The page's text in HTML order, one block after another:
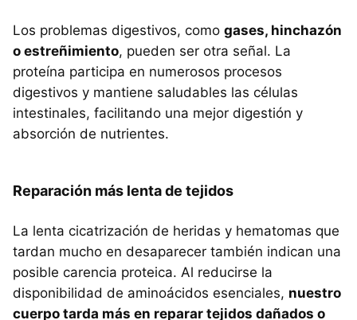
Los problemas digestivos, como gases, hinchazón
o estreñimiento, pueden ser otra señal. La
proteína participa en numerosos procesos
digestivos y mantiene saludables las células
intestinales, facilitando una mejor digestión y
absorción de nutrientes.
Reparación más lenta de tejidos
La lenta cicatrización de heridas y hematomas que
tardan mucho en desaparecer también indican una
posible carencia proteica. Al reducirse la
disponibilidad de aminoácidos esenciales, nuestro
cuerpo tarda más en reparar tejidos dañados o